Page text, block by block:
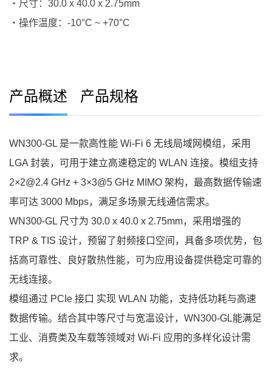
・尺寸：30.0 x 40.0 x 2.75mm
・操作温度：-10°C ~ +70°C
产品概述 产品规格
WN300-GL 是一款高性能 Wi-Fi 6 无线局域网模组，采用
LGA 封装，可用于建立高速稳定的 WLAN 连接。模组支持
2×2@2.4 GHz + 3×3@5 GHz MIMO 架构，最高数据传输速
率可达 3000 Mbps，满足多场景无线通信需求。
WN300-GL 尺寸为 30.0 x 40.0 x 2.75mm，采用增强的
TRP & TIS 设计，预留了射频接口空间，具备多项优势，包
括高可靠性、良好散热性能，可为应用设备提供稳定可靠的
无线连接。
模组通过 PCIe 接口 实现 WLAN 功能，支持低功耗与高速
数据传输。结合其中等尺寸与宽温设计，WN300-GL能满足
工业、消费类及车载等领域对 Wi-Fi 应用的多样化设计需
求。